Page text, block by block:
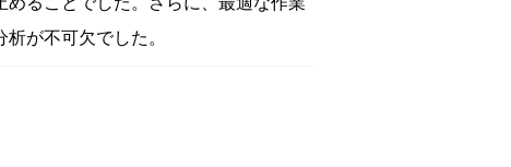
が不可欠でした。